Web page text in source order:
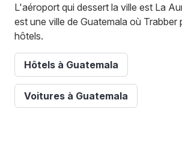
L'aéroport qui dessert la ville est La
est une ville de Guatemala où Trabber
hôtels.
Hôtels à Guatemala
Voitures à Guatemala